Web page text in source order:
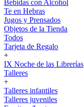
Bebidas con Alcohol
Te en Hebras
Jugos y Prensados
Objetos de la Tienda
Todos
Tarjeta de Regalo
+
IX Noche de las Librerías
Talleres
+
Talleres infantiles
Talleres juveniles